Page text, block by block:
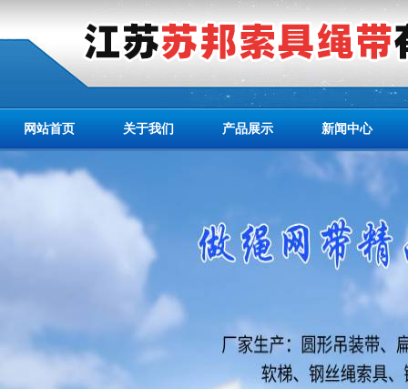
网站首页 关于我们 产品展示 新闻中心